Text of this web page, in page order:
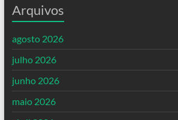
Arquivos
agosto 2026
julho 2026
junho 2026
maio 2026